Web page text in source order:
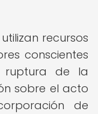
recursos
conscientes
ruptura de la
sobre el acto
de